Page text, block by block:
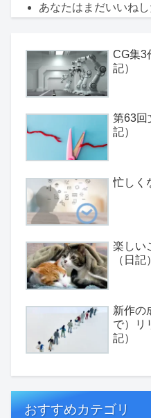
あなたはまだいいね
CG集3
記）
第63回
記）
忙しく
楽しい
（日記）
新作の
で）リ
記）
おすすめカテゴリ